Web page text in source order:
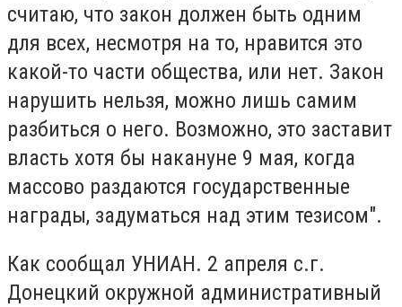
считаю, что закон должен быть одним
для всех, несмотря на то, нравится это
какой-то части общества, или нет. Закон
нарушить нельзя, можно лишь самим
разбиться о него. Возможно, это заставит
власть хотя бы накануне 9 мая, когда
массово раздаются государственные
награды, задуматься над этим тезисом".
Как сообщал УНИАН. 2 апреля с.г.
Донецкий окружной административный